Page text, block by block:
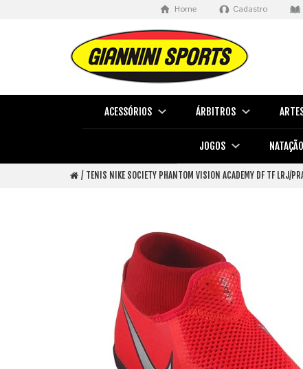
Home Cadastro
ACESSÓRIOS ÁRBITROS
JOGOS NATAÇÃO
TENIS NIKE SOCIETY PHANTOM VISION ACADEMY DF TF LRJ/